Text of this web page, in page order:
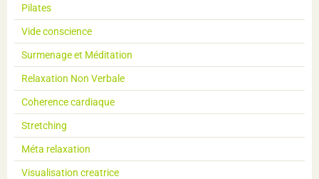
Pilates
Vide conscience
Surmenage et Méditation
Relaxation Non Verbale
Coherence cardiaque
Stretching
Méta relaxation
Visualisation creatrice